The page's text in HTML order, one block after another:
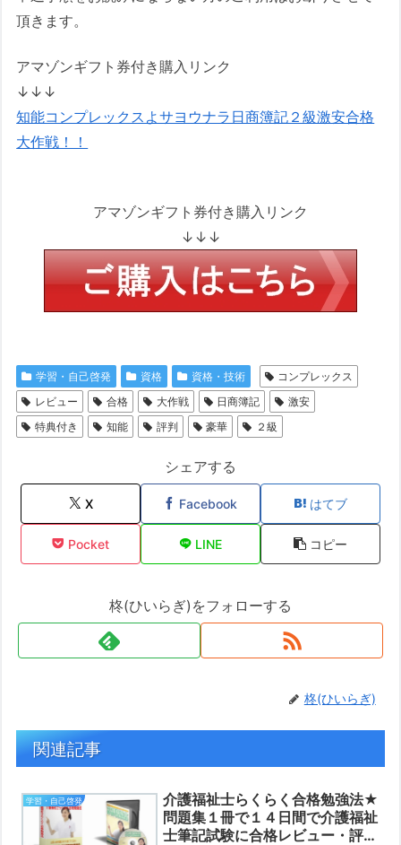
頂きます。
アマゾンギフト券付き購入リンク
↓↓↓
知能コンプレックスよサヨウナラ日商簿記２級激安合格
大作戦！！
アマゾンギフト券付き購入リンク
↓↓↓
学習・自己啓発 資格 資格・技術
コンプレックス
レビュー
合格 大作戦 日商簿記
激安
特典付き
知能 評判 豪華 ２級
シェアする
X Facebook はてブ
Pocket LINE コピー
柊(ひいらぎ)をフォローする
柊(ひいらぎ)
関連記事
学習・自己啓発
介護福祉士らくらく合格勉強法★
問題集１冊で１４日間で介護福祉
士筆記試験に合格レビュー・評判